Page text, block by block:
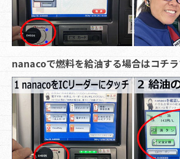
nanacoで燃料を給油する場合はコチラ